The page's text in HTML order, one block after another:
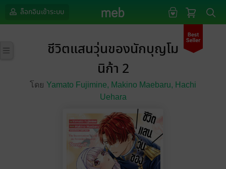
ล็อกอินเข้าระบบ
ชีวิตแสนวุ่นของนักบุญโม
นิก้า 2
โดย Yamato Fujimine, Makino Maebaru, Hachi
Uehara